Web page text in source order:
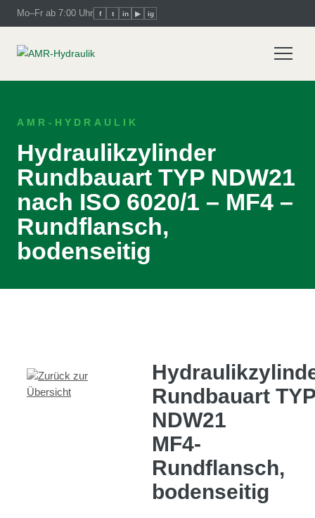
Mo–Fr ab 7:00 Uhr f t in ▶ ig
AMR-HYDRAULIK
Hydraulikzylinder
Rundbauart TYP NDW21
nach ISO 6020/1 – MF4 –
Rundflansch,
bodenseitig
Rundbauart TYP
NDW21
MF4-
Rundflansch,
bodenseitig